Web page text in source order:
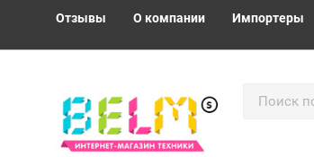
Отзывы О компании Импортеры